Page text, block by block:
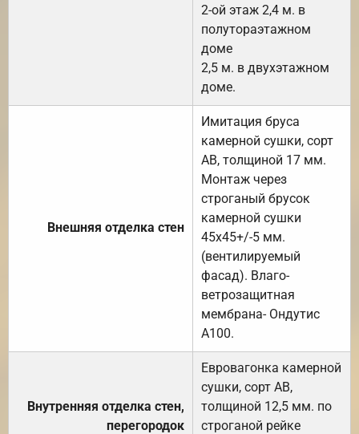
2-ой этаж 2,4 м. в
полутораэтажном
доме
2,5 м. в двухэтажном
доме.
Внешняя отделка стен
Имитация бруса
камерной сушки, сорт
АВ, толщиной 17 мм.
Монтаж через
строганый брусок
камерной сушки
45х45+/-5 мм.
(вентилируемый
фасад). Влаго-
ветрозащитная
мембрана- Ондутис
А100.
Внутренняя отделка стен,
перегородок
Евровагонка камерной
сушки, сорт АВ,
толщиной 12,5 мм. по
строганой рейке